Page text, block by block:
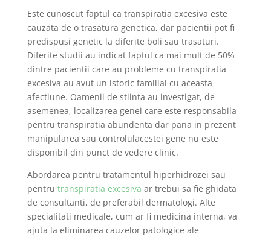
Este cunoscut faptul ca transpiratia excesiva este
cauzata de o trasatura genetica, dar pacientii pot fi
predispusi genetic la diferite boli sau trasaturi.
Diferite studii au indicat faptul ca mai mult de 50%
dintre pacientii care au probleme cu transpiratia
excesiva au avut un istoric familial cu aceasta
afectiune. Oamenii de stiinta au investigat, de
asemenea, localizarea genei care este responsabila
pentru transpiratia abundenta dar pana in prezent
manipularea sau controlulacestei gene nu este
disponibil din punct de vedere clinic.
Abordarea pentru tratamentul hiperhidrozei sau
pentru transpiratia excesiva ar trebui sa fie ghidata
de consultanti, de preferabil dermatologi. Alte
specialitati medicale, cum ar fi medicina interna, va
ajuta la eliminarea cauzelor patologice ale